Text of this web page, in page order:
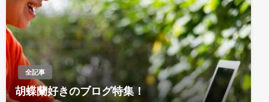
全記事
胡蝶蘭好きのブログ特集！